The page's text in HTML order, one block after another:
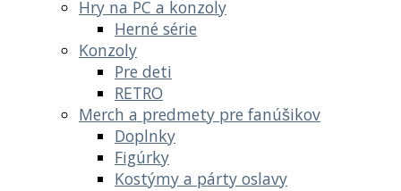
Hry na PC a konzoly
Herné série
Konzoly
Pre deti
RETRO
Merch a predmety pre fanúšikov
Doplnky
Figúrky
Kostýmy a párty oslavy